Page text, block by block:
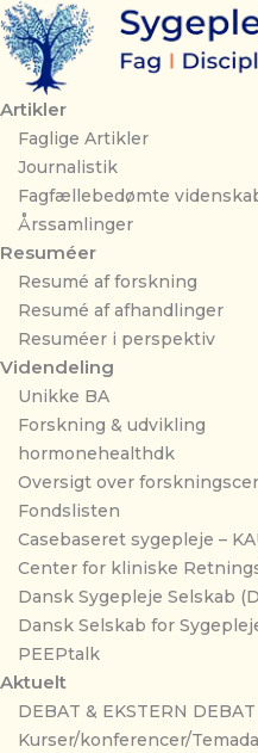
Gå
til
indholdet
Artikler
Faglige Artikler
Journalistik
Fagfællebedømte
Årssamlinger
Resuméer
Resumé af forskning
Resumé af afhandlinger
Resuméer i perspektiv
Videndeling
Unikke BA
Forskning & udvikling
hormonehealthdk
Oversigt over
Fondslisten
Casebaseret sygepleje –
Center for kliniske
Dansk Sygepleje Selskab
Dansk Selskab for
PEEPtalk
Aktuelt
DEBAT & EKSTERN DEBAT
Kurser/konferencer/